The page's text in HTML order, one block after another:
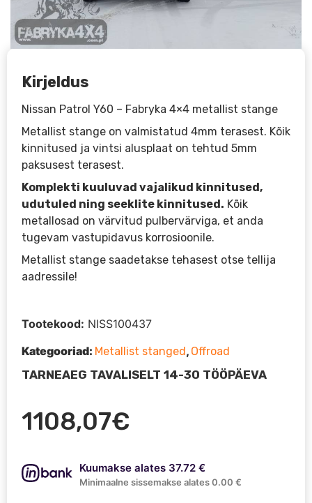
1108,07€
Kirjeldus
Nissan Patrol Y60 – Fabryka 4×4 metallist stange
Metallist stange on valmistatud 4mm terasest. Kõik
kinnitused ja vintsi alusplaat on tehtud 5mm
paksusest terasest.
Komplekti kuuluvad vajalikud kinnitused,
udutuled ning seeklite kinnitused. Kõik
metallosad on värvitud pulbervärviga, et anda
tugevam vastupidavus korrosioonile.
Metallist stange saadetakse tehasest otse tellija
aadressile!
Kuumakse alates 37.72 €
Minimaalne sissemakse alates 0.00 €
Tootekood: NISS100437
Kategooriad: Metallist stanged, Offroad
TARNEAEG TAVALISELT 14-30 TÖÖPÄEVA